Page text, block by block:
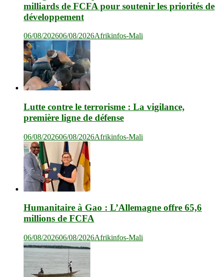
milliards de FCFA pour soutenir les priorités de
développement
06/08/202606/08/2026Afrikinfos-Mali
Lutte contre le terrorisme : La vigilance,
première ligne de défense
06/08/202606/08/2026Afrikinfos-Mali
Humanitaire à Gao : L’Allemagne offre 65,6
millions de FCFA
06/08/202606/08/2026Afrikinfos-Mali